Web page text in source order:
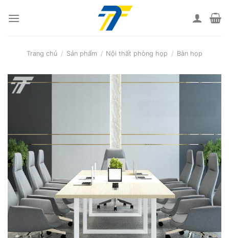
Trang chủ / Sản phẩm / Nội thất phòng họp / Bàn họp